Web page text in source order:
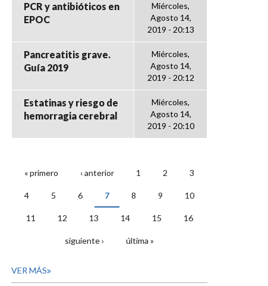
PCR y antibióticos en
EPOC
Miércoles,
Agosto 14,
2019 - 20:13
Pancreatitis grave.
Guía 2019
Miércoles,
Agosto 14,
2019 - 20:12
Estatinas y riesgo de
hemorragia cerebral
Miércoles,
Agosto 14,
2019 - 20:10
PÁGINAS
« primero ‹ anterior 1 2 3
4 5 6 7 8 9 10
11 12 13 14 15 16
siguiente › última »
VER MÁS